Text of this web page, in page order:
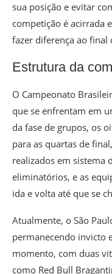
sua posição e evitar
competição é acirrada
fazer diferença ao final
Estrutura da
O Campeonato
que se enfrentam em
da fase de grupos, os
para as quartas de
realizados em sistema
eliminatórios, e as
ida e volta até que se
Atualmente, o São
permanecendo invicto
momento, com duas
como Red Bull